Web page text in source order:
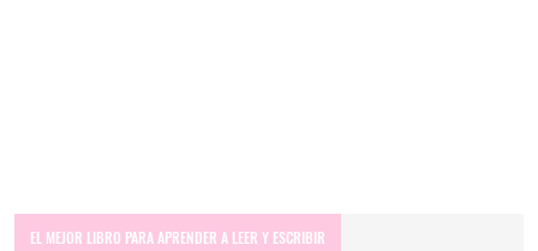
EL MEJOR LIBRO PARA APRENDER A LEER Y ESCRIBIR